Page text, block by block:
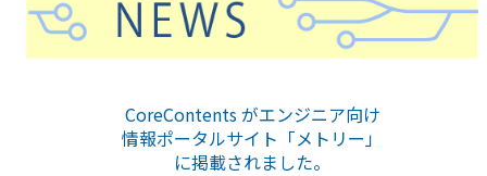
CoreContents がエンジニア向け
情報ポータルサイト「メトリー」
に掲載されました。